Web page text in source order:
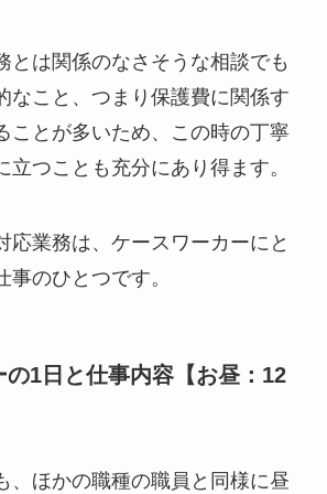
とは関係のなさそうな相談でも
なこと、つまり保護費に関係す
ことが多いため、この時の丁寧
立つことも充分にあり得ます。
応業務は、ケースワーカーにと
事のひとつです。
1日と仕事内容【お昼：12
、ほかの職種の職員と同様に昼